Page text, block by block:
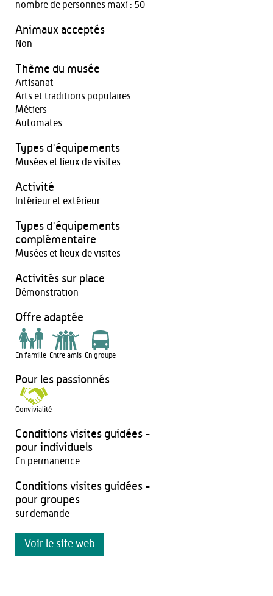
nombre de personnes maxi : 50
Animaux acceptés
Non
Thème du musée
Artisanat
Arts et traditions populaires
Métiers
Automates
Types d'équipements
Musées et lieux de visites
Activité
Intérieur et extérieur
Types d'équipements
complémentaire
Musées et lieux de visites
Activités sur place
Démonstration
Offre adaptée
En famille Entre amis En groupe
Pour les passionnés
Convivialité
Conditions visites guidées -
pour individuels
En permanence
Conditions visites guidées -
pour groupes
sur demande
Voir le site web